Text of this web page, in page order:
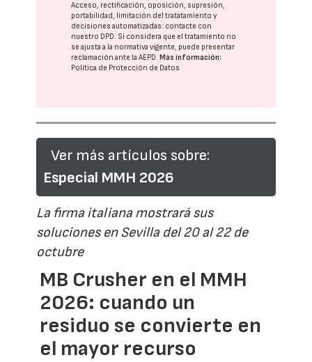
Acceso, rectificación, oposición, supresión,
portabilidad, limitación del tratatamiento y
decisiones automatizadas: contacte con
nuestro DPD. Si considera que el tratamiento no
se ajusta a la normativa vigente, puede presentar
reclamación ante laAEPD.Más información:
Política de Protección de Datos
Ver más artículos sobre:
Especial MMH 2026
La firma italiana mostrará sus
soluciones en Sevilla del 20 al 22 de
octubre
MB Crusher en el MMH
2026: cuando un
residuo se convierte en
el mayor recurso